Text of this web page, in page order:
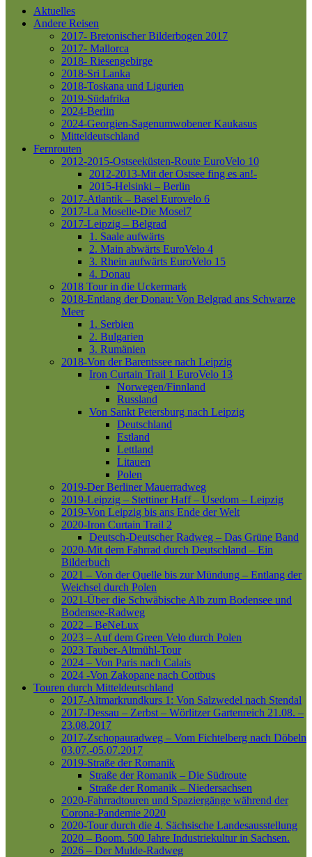
Aktuelles
Andere Reisen
2017- Bretonischer Bilderbogen 2017
2017- Mallorca
2018- Riesengebirge
2018-Sri Lanka
2018-Toskana und Ligurien
2019-Südafrika
2024-Berlin
2024-Georgien-Sagenumwobener Kaukasus
Mitteldeutschland
Fernrouten
2012-2015-Ostseeküsten-Route EuroVelo 10
2012-2013-Mit der Ostsee fing es an!-
2015-Helsinki – Berlin
2017-Atlantik – Basel Eurovelo 6
2017-La Moselle-Die Mosel7
2017-Leipzig – Belgrad
1. Saale aufwärts
2. Main abwärts EuroVelo 4
3. Rhein aufwärts EuroVelo 15
4. Donau
2018 Tour in die Uckermark
2018-Entlang der Donau: Von Belgrad ans Schwarze
Meer
1. Serbien
2. Bulgarien
3. Rumänien
2018-Von der Barentssee nach Leipzig
Iron Curtain Trail 1 EuroVelo 13
Norwegen/Finnland
Russland
Von Sankt Petersburg nach Leipzig
Deutschland
Estland
Lettland
Litauen
Polen
2019-Der Berliner Mauerradweg
2019-Leipzig – Stettiner Haff – Usedom – Leipzig
2019-Von Leipzig bis ans Ende der Welt
2020-Iron Curtain Trail 2
Deutsch-Deutscher Radweg – Das Grüne Band
2020-Mit dem Fahrrad durch Deutschland – Ein
Bilderbuch
2021 – Von der Quelle bis zur Mündung – Entlang der
Weichsel durch Polen
2021-Über die Schwäbische Alb zum Bodensee und
Bodensee-Radweg
2022 – BeNeLux
2023 – Auf dem Green Velo durch Polen
2023 Tauber-Altmühl-Tour
2024 – Von Paris nach Calais
2024 -Von Zakopane nach Cottbus
Touren durch Mitteldeutschland
2017-Altmarkrundkurs 1: Von Salzwedel nach Stendal
2017-Dessau – Zerbst – Wörlitzer Gartenreich 21.08. –
23.08.2017
2017-Zschopauradweg – Vom Fichtelberg nach Döbeln
03.07.-05.07.2017
2019-Straße der Romanik
Straße der Romanik – Die Südroute
Straße der Romanik – Niedersachsen
2020-Fahrradtouren und Spaziergänge während der
Corona-Pandemie 2020
2020-Tour durch die 4. Sächsische Landesausstellung
2020 – Boom. 500 Jahre Industriekultur in Sachsen.
2026 – Der Mulde-Radweg